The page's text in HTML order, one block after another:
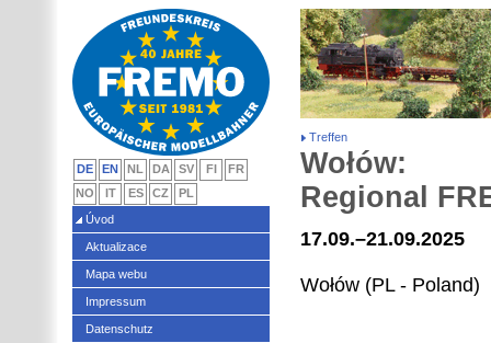
Treffen
Wołów:
Regional
17.09.–21.09.2025
Wołów (PL - Poland)
DE EN NL DA SV FI
FR
NO
IT ES CZ
PL
Úvod
Aktualizace
Mapa webu
Impressum
Datenschutz